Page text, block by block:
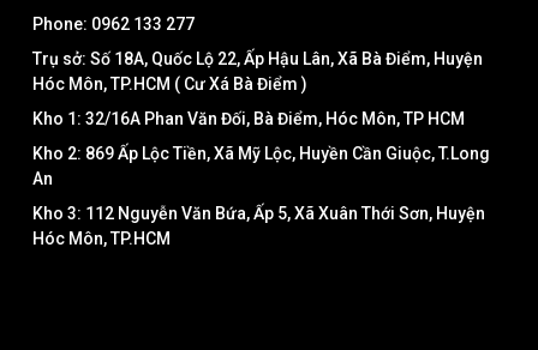
Phone: 0962 133 277
Trụ sở: Số 18A, Quốc Lộ 22, Ấp Hậu Lân, Xã Bà Điểm, Huyện
Hóc Môn, TP.HCM ( Cư Xá Bà Điểm )
Kho 1: 32/16A Phan Văn Đối, Bà Điểm, Hóc Môn, TP HCM
Kho 2: 869 Ấp Lộc Tiền, Xã Mỹ Lộc, Huyền Cần Giuộc, T.Long
An
Kho 3: 112 Nguyễn Văn Bứa, Ấp 5, Xã Xuân Thới Sơn, Huyện
Hóc Môn, TP.HCM